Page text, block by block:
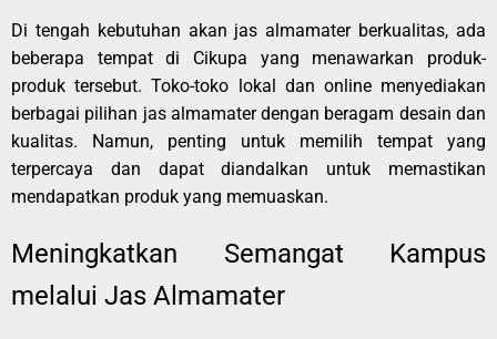
Di tengah kebutuhan akan jas almamater berkualitas, ada
beberapa tempat di Cikupa yang menawarkan produk-
produk tersebut. Toko-toko lokal dan online menyediakan
berbagai pilihan jas almamater dengan beragam desain dan
kualitas. Namun, penting untuk memilih tempat yang
terpercaya dan dapat diandalkan untuk memastikan
mendapatkan produk yang memuaskan.
Meningkatkan Semangat Kampus
melalui Jas Almamater